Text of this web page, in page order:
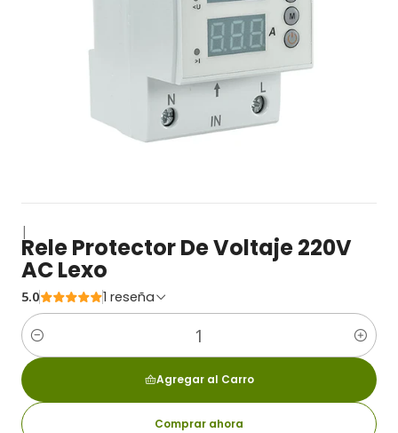
|
Rele Protector De Voltaje 220V
AC Lexo
5.0 1 reseña
Cantidad
Agregar al Carro
Comprar ahora